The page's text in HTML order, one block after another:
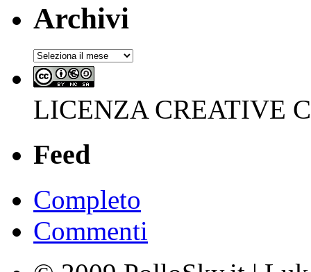
Archivi
Archivi
LICENZA CREATIVE
Feed
Completo
Commenti